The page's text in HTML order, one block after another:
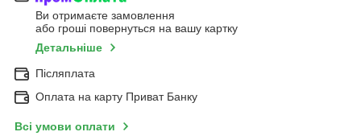
Ви отримаєте замовлення
або гроші повернуться на вашу картку
Детальніше
Післяплата
Оплата на карту Приват Банку
Всі умови оплати